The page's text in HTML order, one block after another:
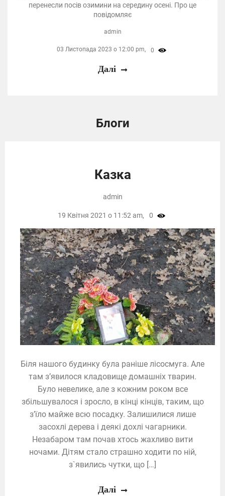
перенесли посів озимини на середину осені. Про це
повідомляє
admin
03 Листопада 2023 о 12:00 pm, 0
Далі
Блоги
Казка
Біля нашого будинку була раніше лісосмуга. Але
там з’явилося кладовище домашніх тварин.
Було невелике, але з кожним роком все
збільшувалося і зросло, в кінці кінців, таким, що
з’їло майже всю посадку. Залишилися лише
засохлі дерева і деякі дохлі чагарники.
Незабаром там почав хтось жахливо вити
ночами. Дітям стало страшно ходити по ній,
з`явились чутки, що […]
admin
19 Квітня 2021 о 11:52 am, 0
Далі